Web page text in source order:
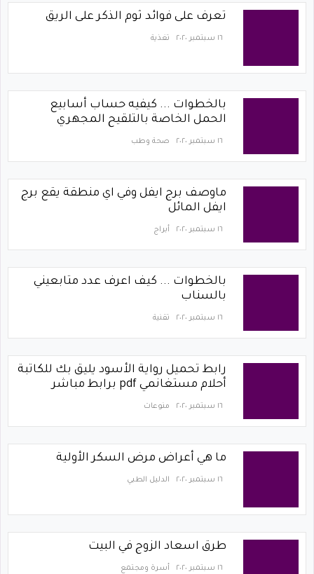
تعرف على فوائد ثوم الذكر على الريق
١٦ سبتمبر ٢٠٢٠ تغذية
بالخطوات ... كيفيه حساب أسابيع
الحمل الخاصة بالتلقيح المجهري
١٦ سبتمبر ٢٠٢٠ صحة وطب
ماوصف برج ايفل وفي اي منطقة يقع برج
ايفل المائل
١٦ سبتمبر ٢٠٢٠ أبراج
بالخطوات ... كيف اعرف عدد متابعيني
بالسناب
١٦ سبتمبر ٢٠٢٠ تقنية
رابط تحميل رواية الأسود يليق بك للكاتبة
أحلام مستغانمي pdf برابط مباشر
١٦ سبتمبر ٢٠٢٠ منوعات
ما هي أعراض مرض السكر الأولية
١٦ سبتمبر ٢٠٢٠ الدليل الطبي
طرق اسعاد الزوج في البيت
١٦ سبتمبر ٢٠٢٠ أسرة ومجتمع